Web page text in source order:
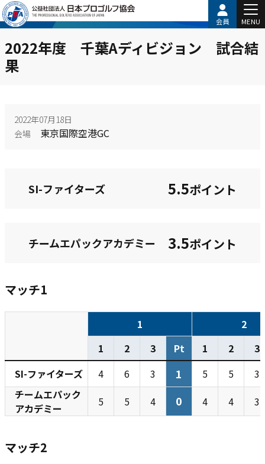
会員 MENU
2022年度 千葉Aディビジョン 試合結
果
2022年07月18日
会場
東京国際空港GC
SI-ファイターズ 5.5ポイント
チームエパックアカデミー 3.5ポイント
マッチ1
1
2
1
2 3 Pt 1 2
3
SI-ファイターズ
4 6 3 1 5 5
3
チームエパック
アカデミー
5 5 4 0 4 4 3
マッチ2